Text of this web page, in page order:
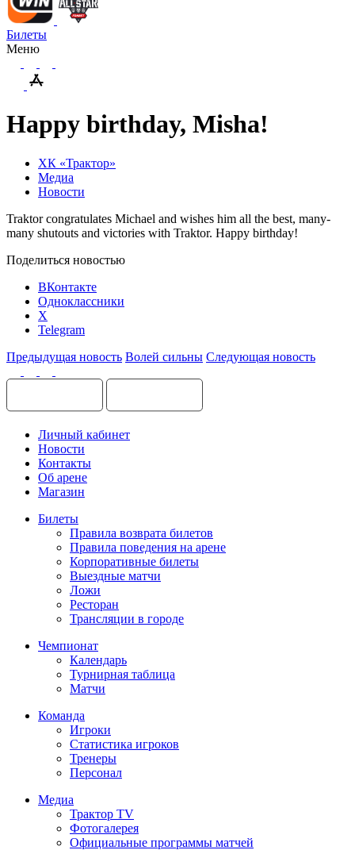
Билеты
Меню
Happy birthday, Misha!
ХК «Трактор»
Медиа
Новости
Traktor congratulates Michael and wishes him all the best, many-
many shutouts and victories with Traktor. Happy birthday!
Поделиться новостью
ВКонтакте
Одноклассники
X
Telegram
Предыдущая новость Волей сильны Следующая новость
Личный кабинет
Новости
Контакты
Об арене
Магазин
Билеты
Правила возврата билетов
Правила поведения на арене
Корпоративные билеты
Выездные матчи
Ложи
Ресторан
Трансляции в городе
Чемпионат
Календарь
Турнирная таблица
Матчи
Команда
Игроки
Статистика игроков
Тренеры
Персонал
Медиа
Трактор TV
Фотогалерея
Официальные программы матчей